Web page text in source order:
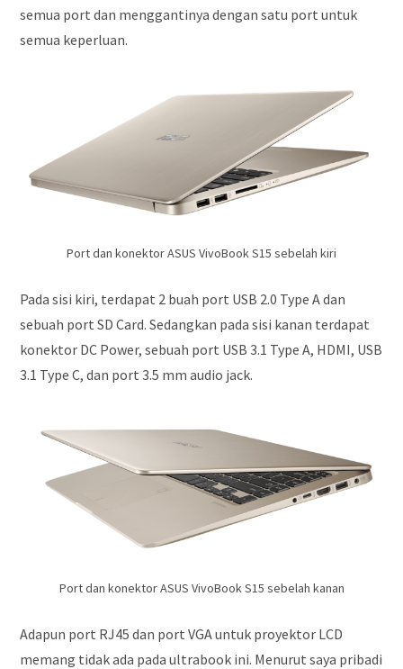
semua port dan menggantinya dengan satu port untuk
semua keperluan.
Port dan konektor ASUS VivoBook S15 sebelah kiri
Pada sisi kiri, terdapat 2 buah port USB 2.0 Type A dan
sebuah port SD Card. Sedangkan pada sisi kanan terdapat
konektor DC Power, sebuah port USB 3.1 Type A, HDMI, USB
3.1 Type C, dan port 3.5 mm audio jack.
Port dan konektor ASUS VivoBook S15 sebelah kanan
Adapun port RJ45 dan port VGA untuk proyektor LCD
memang tidak ada pada ultrabook ini. Menurut saya pribadi